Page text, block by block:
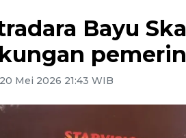
Bayu
Mei 2026 21:43 WIB